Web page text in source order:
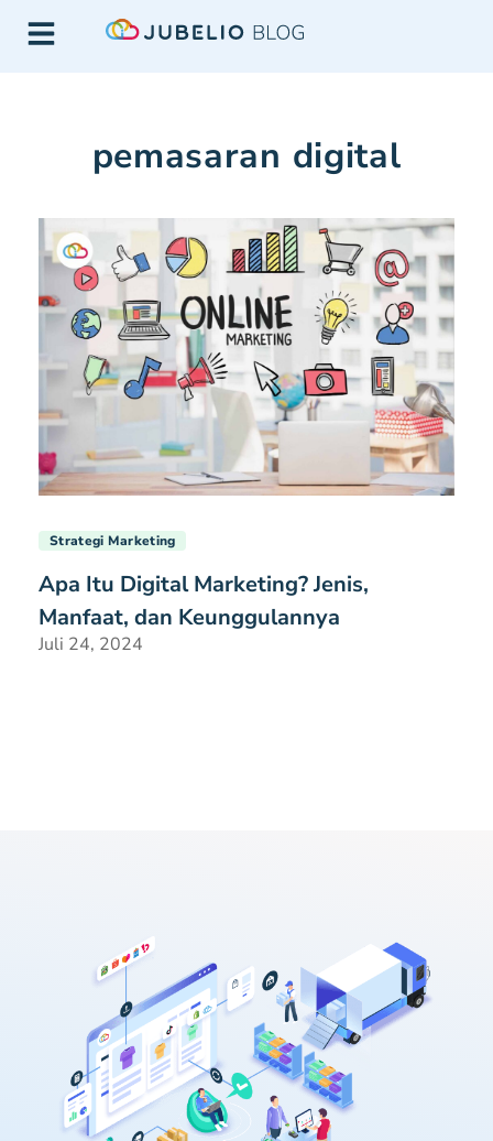
pemasaran digital
Strategi Marketing
Apa Itu Digital Marketing? Jenis,
Manfaat, dan Keunggulannya
Juli 24, 2024